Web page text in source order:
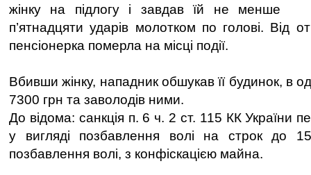
жінку на підлогу і завдав їй не менше
п’ятнадцяти ударів молотком по голові. Від
пенсіонерка померла на місці події.
Вбивши жінку, нападник обшукав її будинок, в
7300 грн та заволодів ними.
До відома: санкція п. 6 ч. 2 ст. 115 КК України
у вигляді позбавлення волі на строк до
позбавлення волі, з конфіскацією майна.